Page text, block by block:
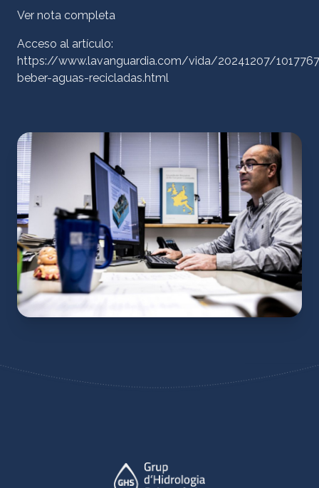
Ver nota completa
Acceso al artículo:
https://www.lavanguardia.com/vida/20241207/
beber-aguas-recicladas.html